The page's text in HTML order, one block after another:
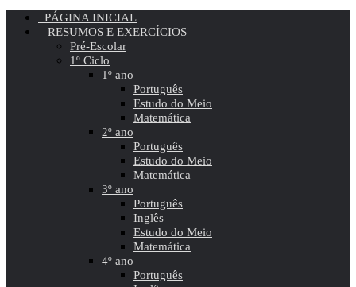
PÁGINA INICIAL
RESUMOS E EXERCÍCIOS
Pré-Escolar
1º Ciclo
1º ano
Português
Estudo do Meio
Matemática
2º ano
Português
Estudo do Meio
Matemática
3º ano
Português
Inglês
Estudo do Meio
Matemática
4º ano
Português